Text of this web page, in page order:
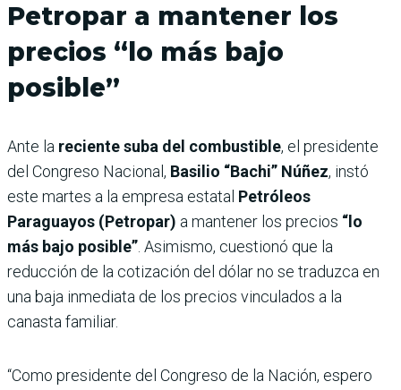
Petropar a mantener los
precios “lo más bajo
posible”
Ante la reciente suba del combustible, el presidente
del Congreso Nacional, Basilio “Bachi” Núñez, instó
este martes a la empresa estatal Petróleos
Paraguayos (Petropar) a mantener los precios “lo
más bajo posible”. Asimismo, cuestionó que la
reducción de la cotización del dólar no se traduzca en
una baja inmediata de los precios vinculados a la
canasta familiar.
“Como presidente del Congreso de la Nación, espero